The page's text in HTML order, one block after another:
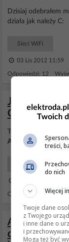
Dzisiaj odebrałem
działa jak należy C:
Sieci WiFi
03 Lis 2012 11:59
Odpowiedzi: 12
Jak
Orange
To proszę o
AxesstelMV610
Software serwis
Odpowiedzi: 2
Age of
dołączyć do
Twoich
treści,
do nich
Więcej
Twoje dane
z Twojego
i inne dane o
i
Mogą też być